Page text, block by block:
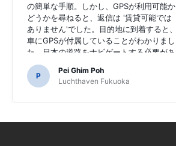
の簡単な手順。しかし、GPSが利用可能か
どうかを尋ねると、返信は '賃貸可能では
ありません'でした。目的地に到着すると、
車にGPSが付属していることがわかりまし
た。日本の道路をナビゲートする必要があ
るのでGPSを購入することに決めたのは恐
ろしいことでした。
P
Pei Ghim Poh
Luchthaven Fukuoka